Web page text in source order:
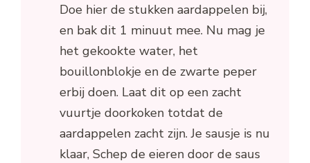
Doe hier de stukken aardappelen bij,
en bak dit 1 minuut mee. Nu mag je
het gekookte water, het
bouillonblokje en de zwarte peper
erbij doen. Laat dit op een zacht
vuurtje doorkoken totdat de
aardappelen zacht zijn. Je sausje is nu
klaar, Schep de eieren door de saus